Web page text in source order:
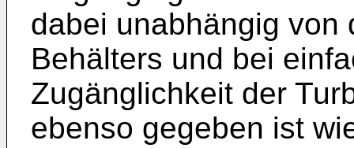
dabei unabhängig von
Behälters und bei
Zugänglichkeit der
ebenso ge­geben ist